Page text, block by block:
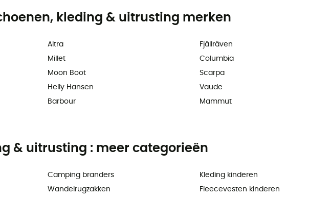
kleding & uitrusting merken
Altra
Millet
Moon Boot
Helly Hansen
Barbour
Fjällräven
Columbia
Scarpa
Vaude
Mammut
& uitrusting : meer categorieën
Camping branders
Wandelrugzakken
Kleding kinderen
Fleecevesten kinderen